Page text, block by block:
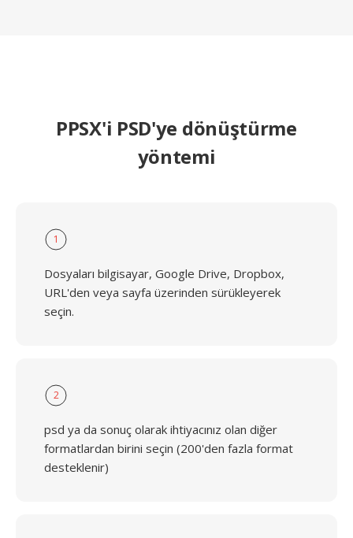
PPSX'i PSD'ye dönüştürme
yöntemi
1
Dosyaları bilgisayar, Google Drive, Dropbox,
URL'den veya sayfa üzerinden sürükleyerek
seçin.
2
psd ya da sonuç olarak ihtiyacınız olan diğer
formatlardan birini seçin (200'den fazla format
desteklenir)